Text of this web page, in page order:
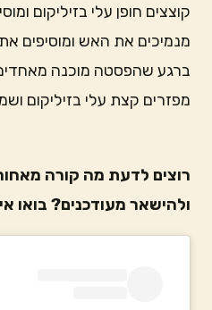
קוצצים חופן עלי בזיליקום
מנמיכים את האש ומוסיפים את
ברגע שהפסטה מוכנה
מפזרים קצת עלי בזיליקום
רוצים לדעת מה קורה
ולהישאר מעודכנים? בואו